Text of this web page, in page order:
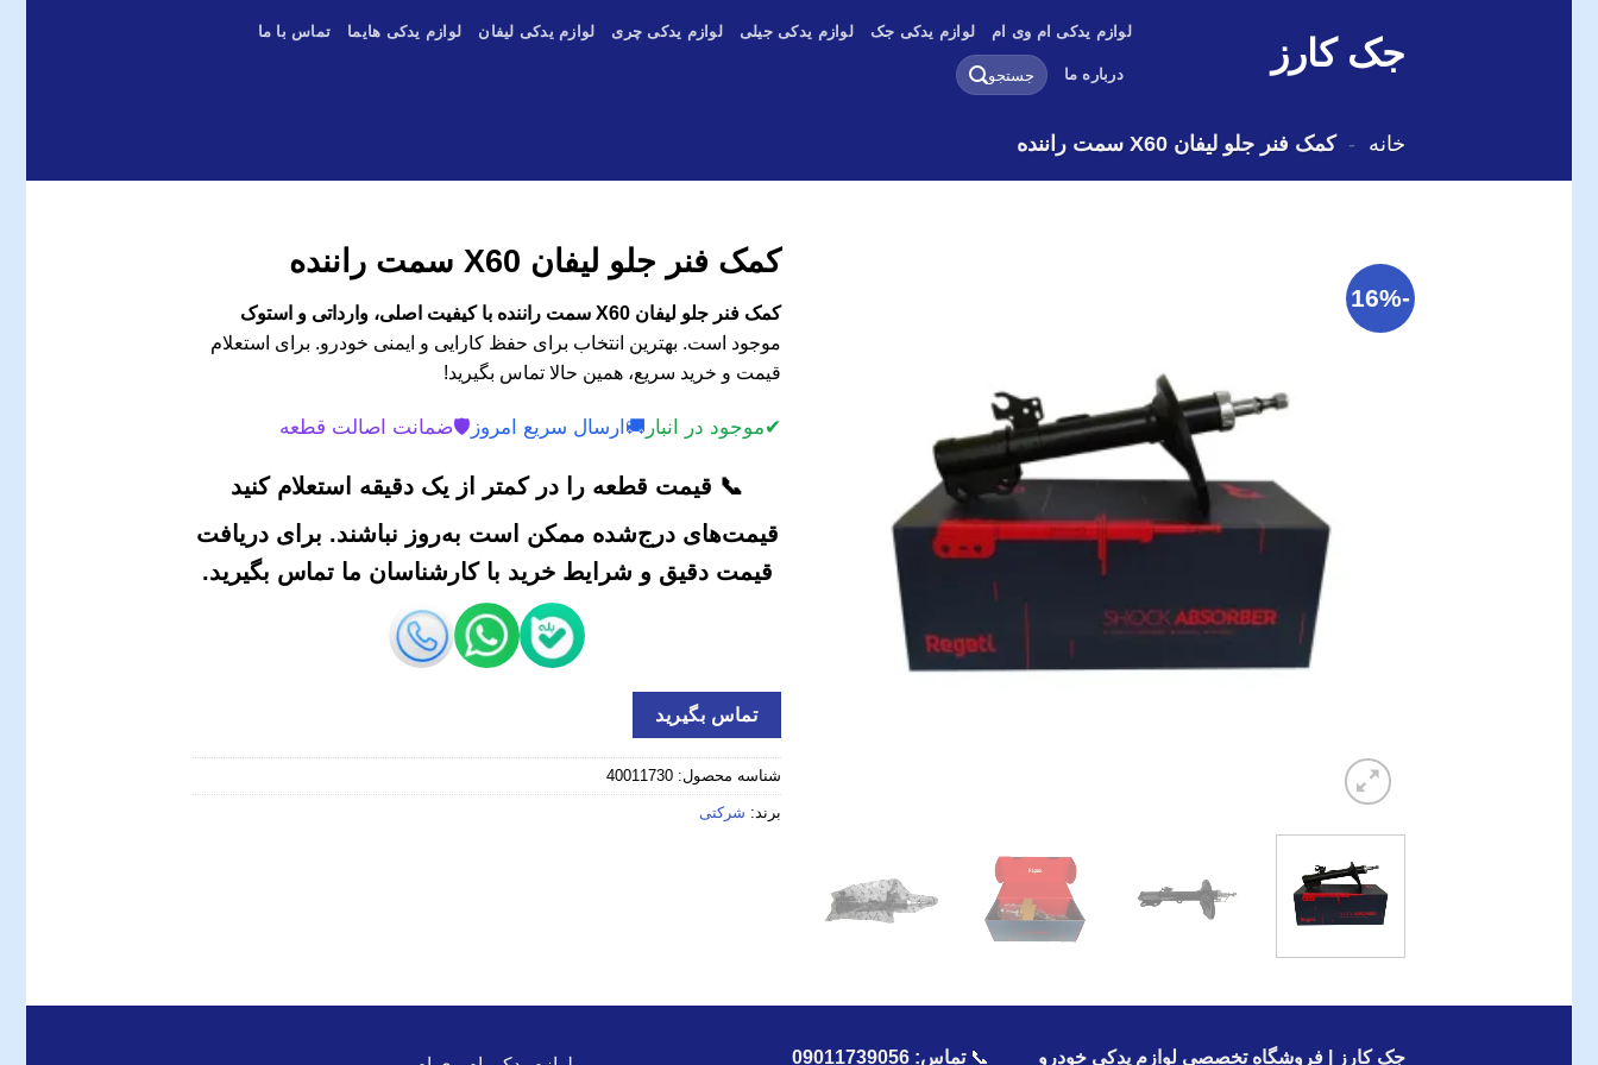
جک کارز
لوازم یدکی ام وی ام لوازم یدکی جک لوازم یدکی جیلی لوازم یدکی چری لوازم یدکی لیفان لوازم یدکی هایما تماس با ما
درباره ما
جستجو
برای:
خانه - کمک فنر جلو لیفان X60 سمت راننده
-16%
کمک فنر جلو لیفان X60 سمت راننده
کمک فنر جلو لیفان X60 سمت راننده با کیفیت اصلی، وارداتی و استوک
موجود است. بهترین انتخاب برای حفظ کارایی و ایمنی خودرو. برای استعلام
قیمت و خرید سریع، همین حالا تماس بگیرید!
✔موجود در انبار 🚚 ارسال سریع امروز 🛡️ضمانت اصالت قطعه
📞 قیمت قطعه را در کمتر از یک دقیقه استعلام کنید
قیمت‌های درج‌شده ممکن است به‌روز نباشند. برای دریافت
قیمت دقیق و شرایط خرید با کارشناسان ما تماس بگیرید.
تماس بگیرید
شناسه محصول: 40011730
برند: شرکتی
جک کارز | فروشگاه تخصصی لوازم یدکی خودرو 📞تماس: 09011739056